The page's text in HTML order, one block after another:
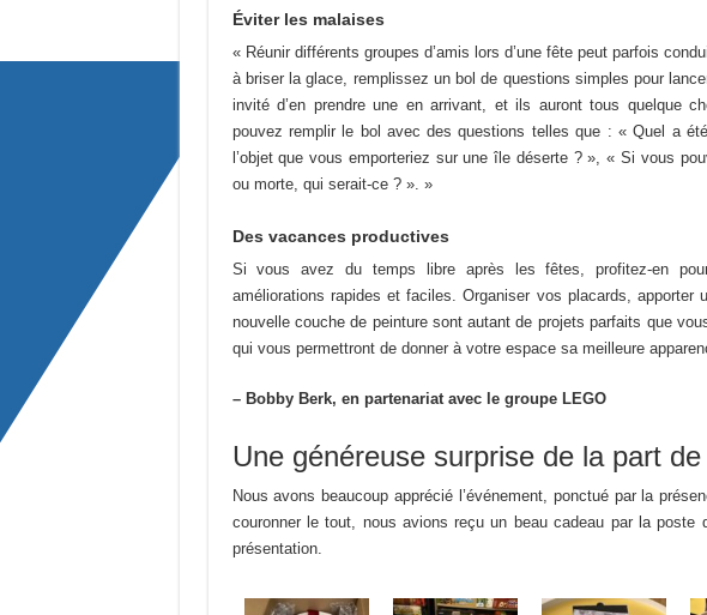
Éviter les malaises
« Réunir différents groupes d’amis lors d’une fête peut parfois
à briser la glace, remplissez un bol de questions simples pour
invité d’en prendre une en arrivant, et ils auront tous quelque
pouvez remplir le bol avec des questions telles que : « Quel a
l’objet que vous emporteriez sur une île déserte ? », « Si vous
ou morte, qui serait-ce ? ». »
Des vacances productives
Si vous avez du temps libre après les fêtes, profitez-en
améliorations rapides et faciles. Organiser vos placards, apporter
nouvelle couche de peinture sont autant de projets parfaits que
qui vous permettront de donner à votre espace sa meilleure
– Bobby Berk, en partenariat avec le groupe LEGO
Une généreuse surprise de la part
Nous avons beaucoup apprécié l’événement, ponctué par la
couronner le tout, nous avions reçu un beau cadeau par la poste
présentation.